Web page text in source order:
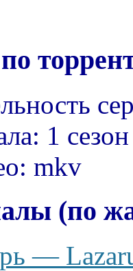
1
mkv
(по
—